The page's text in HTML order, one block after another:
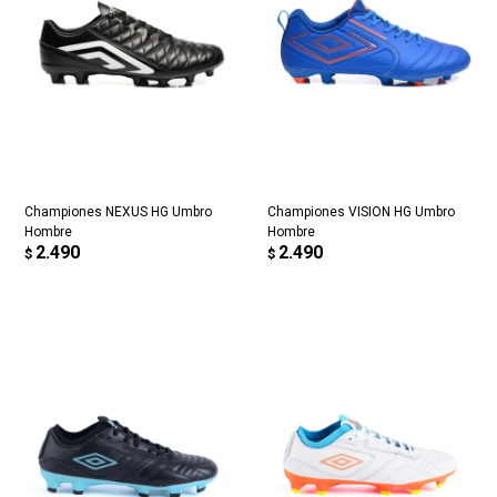
Championes NEXUS HG Umbro
Hombre
$ 2.490
Championes VISION HG Umbro
Hombre
$ 2.490